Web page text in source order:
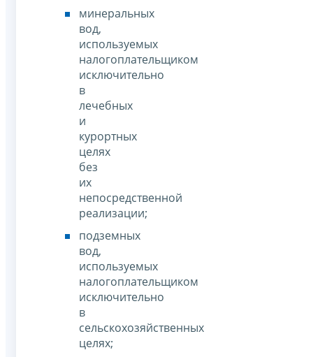
минеральных
вод,
используемых
налогоплательщиком
исключительно
в
лечебных
и
курортных
целях
без
их
непосредственной
реализации;
подземных
вод,
используемых
налогоплательщиком
исключительно
в
сельскохозяйственных
целях;